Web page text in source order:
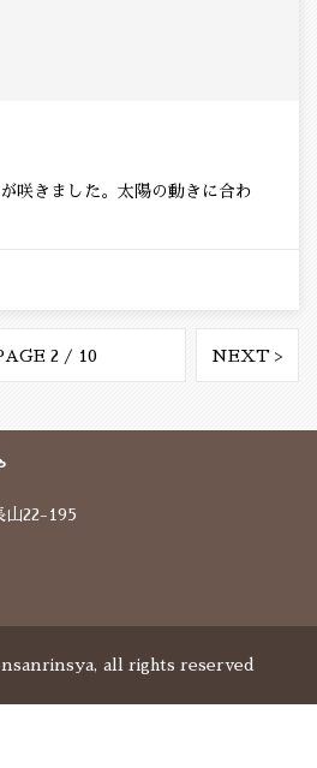
咲きました。太陽の動きに合わ
2 / 10 NEXT >
22-195
all rights reserved